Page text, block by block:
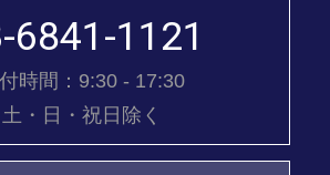
6841-1121
時間：9:30 - 17:30
土・日・祝日除く